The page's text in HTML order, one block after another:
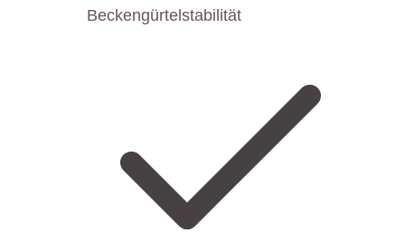
Beckengürtelstabilität